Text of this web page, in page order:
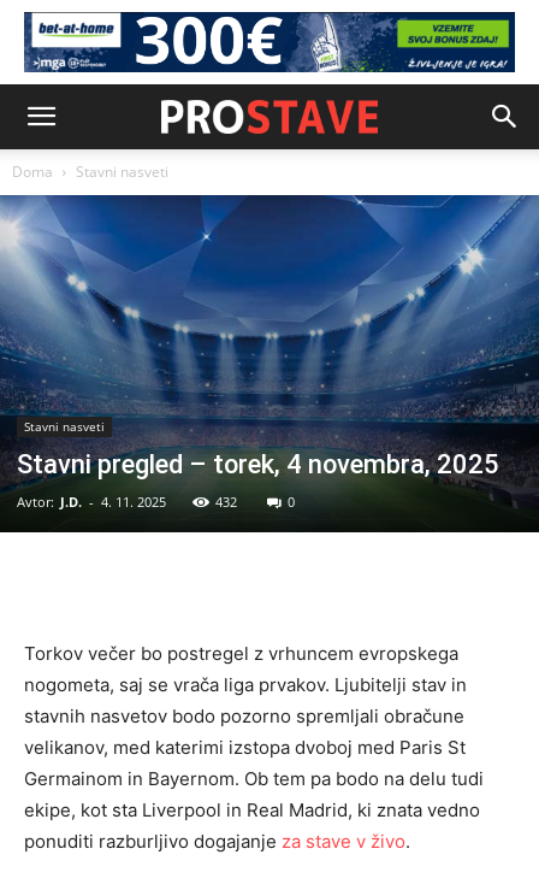
Doma Stavni nasveti
Stavni nasveti
Stavni pregled – torek, 4 novembra, 2025
Avtor: J.D. - 4. 11. 2025 432 0
Torkov večer bo postregel z vrhuncem evropskega
nogometa, saj se vrača liga prvakov. Ljubitelji stav in
stavnih nasvetov bodo pozorno spremljali obračune
velikanov, med katerimi izstopa dvoboj med Paris St
Germainom in Bayernom. Ob tem pa bodo na delu tudi
ekipe, kot sta Liverpool in Real Madrid, ki znata vedno
ponuditi razburljivo dogajanje za stave v živo.